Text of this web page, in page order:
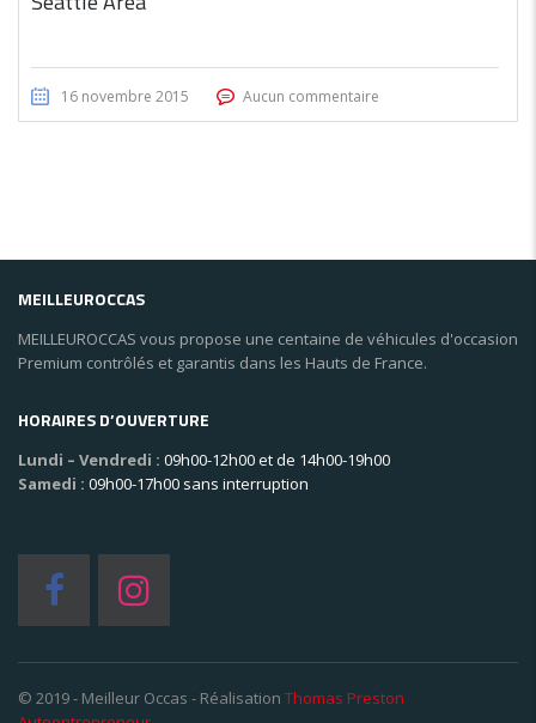
16 novembre 2015 Aucun commentaire
MEILLEUROCCAS
MEILLEUROCCAS vous propose une centaine de véhicules d'occasion
Premium contrôlés et garantis dans les Hauts de France.
HORAIRES D’OUVERTURE
Lundi – Vendredi : 09h00-12h00 et de 14h00-19h00
Samedi : 09h00-17h00 sans interruption
© 2019 - Meilleur Occas - Réalisation Thomas Preston